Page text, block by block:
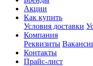
Акции
Как купить
Условия доставки
Компания
Реквизиты
Контакты
Прайс-лист